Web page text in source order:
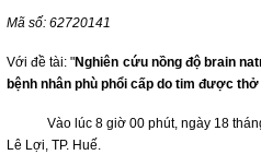
Mã số: 62720141
Với đề tài: "Nghiên cứu nồng độ brain
bệnh nhân phù phổi cấp do tim được
Vào lúc 8 giờ 00 phút, ngày 18 tháng
Lê Lợi, TP. Huế.